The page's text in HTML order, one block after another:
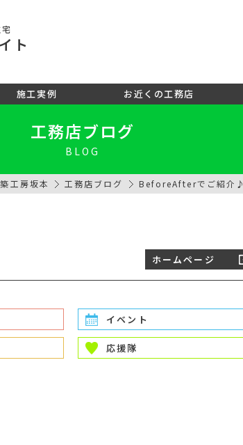
ト
施工実例 お近くの工務店
工務店ブログ
BLOG
工房坂本 工務店ブログ BeforeAfterでご紹介♪
ホームページ
イベント
応援隊